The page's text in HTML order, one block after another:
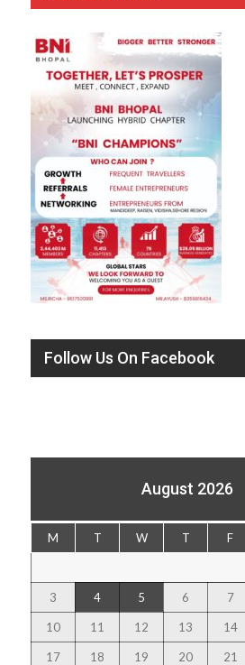
Follow Us On Facebook
August 2026
M T W T F
3 4 5 6 7
10 11 12 13 14
17 18 19 20 21